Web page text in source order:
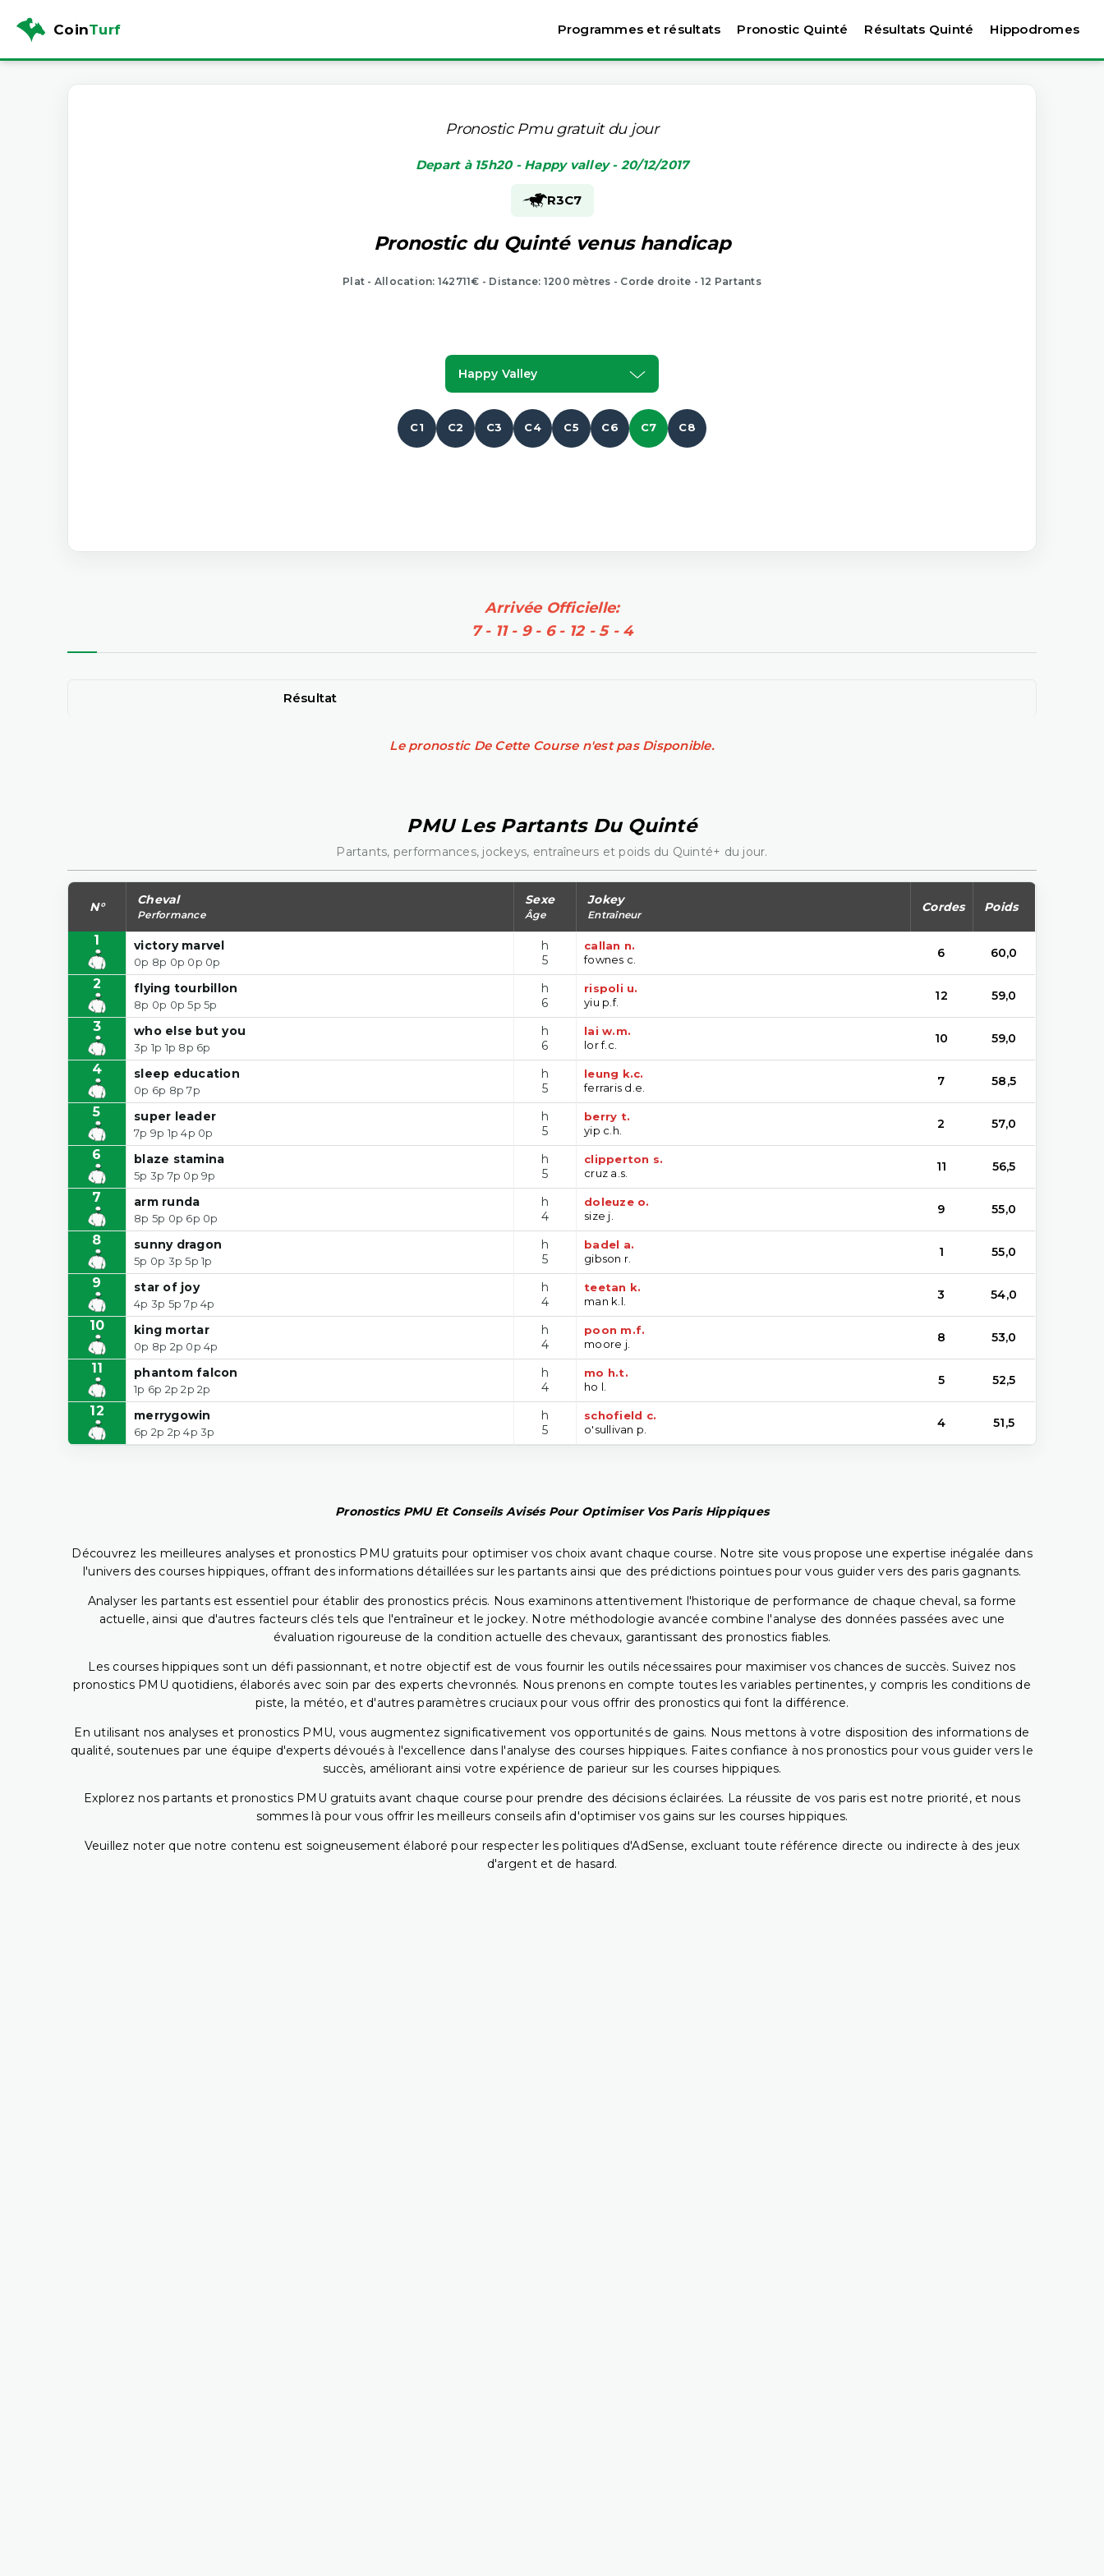
CoinTurf Programmes et résultats Pronostic Quinté Résultats Quinté Hippodromes
Pronostic Pmu gratuit du jour
Depart à 15h20 - Happy valley - 20/12/2017
R3C7
Pronostic du Quinté venus handicap
Plat - Allocation: 142711€ - Distance: 1200 mètres - Corde droite - 12 Partants
Happy Valley
C1 C2 C3 C4 C5 C6 C7 C8
Arrivée Officielle:
7 - 11 - 9 - 6 - 12 - 5 - 4
Résultat
Le pronostic De Cette Course n'est pas Disponible.
PMU Les Partants Du Quinté
Partants, performances, jockeys, entraîneurs et poids du Quinté+ du jour.
N° Cheval
Performance
Sexe
Âge
Jokey
Entraîneur
Cordes Poids
1 victory marvel
0p 8p 0p 0p 0p
h
5
callan n.
fownes c.
6 60,0
2 flying tourbillon
8p 0p 0p 5p 5p
h
6
rispoli u.
yiu p.f.
12 59,0
3 who else but you
3p 1p 1p 8p 6p
h
6
lai w.m.
lor f.c.
10 59,0
4 sleep education
0p 6p 8p 7p
h
5
leung k.c.
ferraris d.e.
7 58,5
5 super leader
7p 9p 1p 4p 0p
h
5
berry t.
yip c.h.
2 57,0
6 blaze stamina
5p 3p 7p 0p 9p
h
5
clipperton s.
cruz a.s.
11 56,5
7 arm runda
8p 5p 0p 6p 0p
h
4
doleuze o.
size j.
9 55,0
8 sunny dragon
5p 0p 3p 5p 1p
h
5
badel a.
gibson r.
1 55,0
9 star of joy
4p 3p 5p 7p 4p
h
4
teetan k.
man k.l.
3 54,0
10 king mortar
0p 8p 2p 0p 4p
h
4
poon m.f.
moore j.
8 53,0
11 phantom falcon
1p 6p 2p 2p 2p
h
4
mo h.t.
ho l.
5 52,5
12 merrygowin
6p 2p 2p 4p 3p
h
5
schofield c.
o'sullivan p.
4 51,5
Pronostics PMU Et Conseils Avisés Pour Optimiser Vos Paris Hippiques
Découvrez les meilleures analyses et pronostics PMU gratuits pour optimiser vos choix avant chaque course. Notre site vous propose une expertise inégalée dans
l'univers des courses hippiques, offrant des informations détaillées sur les partants ainsi que des prédictions pointues pour vous guider vers des paris gagnants.
Analyser les partants est essentiel pour établir des pronostics précis. Nous examinons attentivement l'historique de performance de chaque cheval, sa forme
actuelle, ainsi que d'autres facteurs clés tels que l'entraîneur et le jockey. Notre méthodologie avancée combine l'analyse des données passées avec une
évaluation rigoureuse de la condition actuelle des chevaux, garantissant des pronostics fiables.
Les courses hippiques sont un défi passionnant, et notre objectif est de vous fournir les outils nécessaires pour maximiser vos chances de succès. Suivez nos
pronostics PMU quotidiens, élaborés avec soin par des experts chevronnés. Nous prenons en compte toutes les variables pertinentes, y compris les conditions de
piste, la météo, et d'autres paramètres cruciaux pour vous offrir des pronostics qui font la différence.
En utilisant nos analyses et pronostics PMU, vous augmentez significativement vos opportunités de gains. Nous mettons à votre disposition des informations de
qualité, soutenues par une équipe d'experts dévoués à l'excellence dans l'analyse des courses hippiques. Faites confiance à nos pronostics pour vous guider vers le
succès, améliorant ainsi votre expérience de parieur sur les courses hippiques.
Explorez nos partants et pronostics PMU gratuits avant chaque course pour prendre des décisions éclairées. La réussite de vos paris est notre priorité, et nous
sommes là pour vous offrir les meilleurs conseils afin d'optimiser vos gains sur les courses hippiques.
Veuillez noter que notre contenu est soigneusement élaboré pour respecter les politiques d'AdSense, excluant toute référence directe ou indirecte à des jeux
d'argent et de hasard.